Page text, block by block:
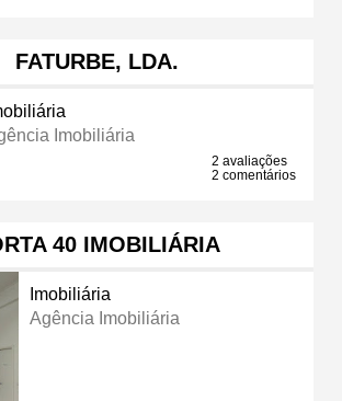
FATURBE, LDA.
Imobiliária
2 avaliações
2 comentários
40 IMOBILIÁRIA
Imobiliária
Agência Imobiliária